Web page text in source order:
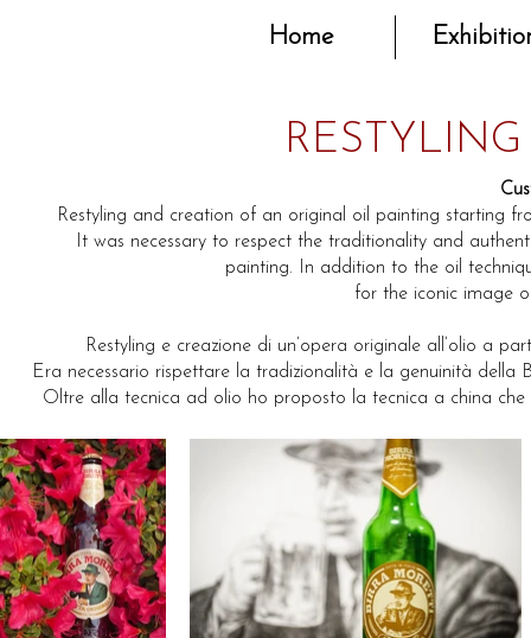
Home
Restyling and creation of an original oil painting starting
It was necessary to respect the traditionality and
painting. I n addition to the oil
for the iconic image
Restyling e creazione di un’opera originale all’olio a
Era necessario rispettare la tradizionalità e la genuinità
Oltre alla tecnica ad olio ho proposto la tecnica a china che